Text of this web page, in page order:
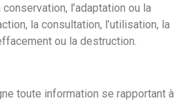
l’adaptation ou la
la consultation, l’utilisation, la
ou la destruction.
toute information se rapportant à